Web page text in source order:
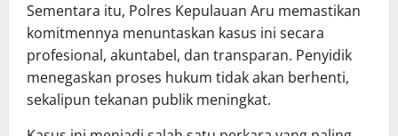
Sementara itu, Polres Kepulauan Aru memastikan
komitmennya menuntaskan kasus ini secara
profesional, akuntabel, dan transparan. Penyidik
menegaskan proses hukum tidak akan berhenti,
sekalipun tekanan publik meningkat.